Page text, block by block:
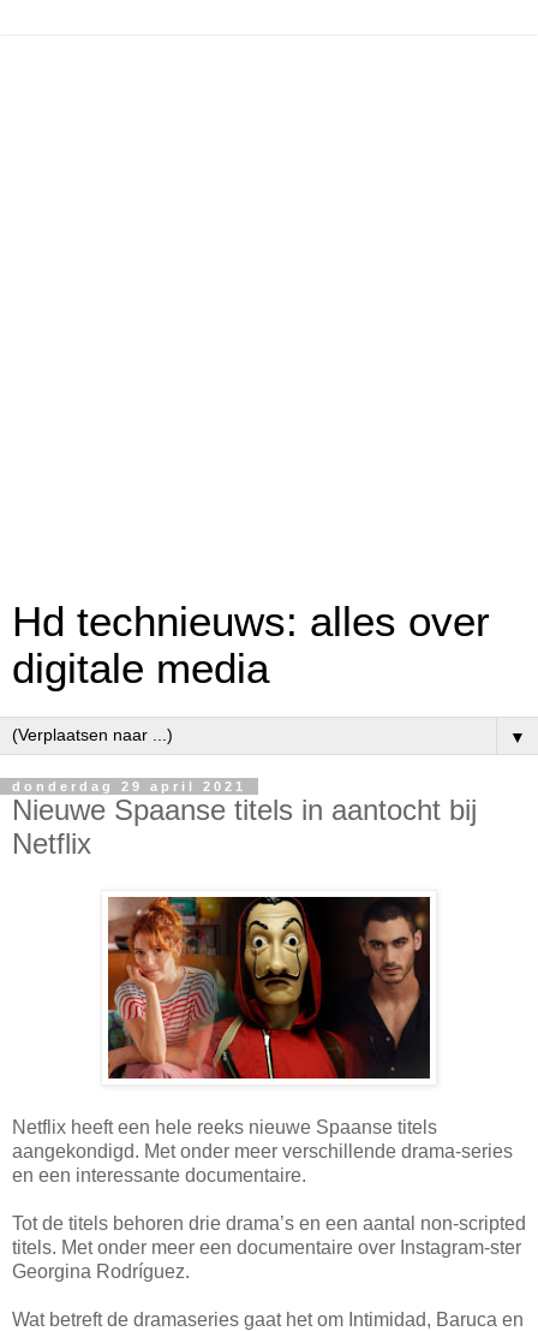
Hd technieuws: alles over
digitale media
▼
donderdag 29 april 2021
Nieuwe Spaanse titels in aantocht bij
Netflix
Netflix heeft een hele reeks nieuwe Spaanse titels
aangekondigd. Met onder meer verschillende drama-series
en een interessante documentaire.
Tot de titels behoren drie drama’s en een aantal non-scripted
titels. Met onder meer een documentaire over Instagram-ster
Georgina Rodríguez.
Wat betreft de dramaseries gaat het om Intimidad, Baruca en